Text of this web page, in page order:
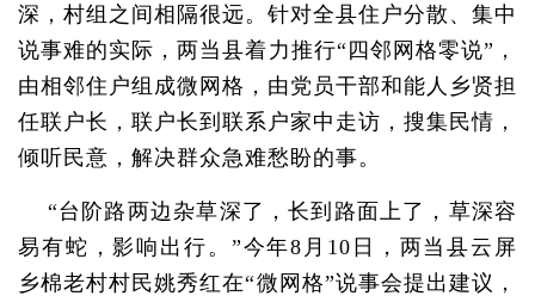
深，村组之间相隔很远。针对全县住户分散、集中
说事难的实际，两当县着力推行“四邻网格零说”，
由相邻住户组成微网格，由党员干部和能人乡贤担
任联户长，联户长到联系户家中走访，搜集民情，
倾听民意，解决群众急难愁盼的事。
“台阶路两边杂草深了，长到路面上了，草深容
易有蛇，影响出行。”今年8月10日，两当县云屏
乡棉老村村民姚秀红在“微网格”说事会提出建议，